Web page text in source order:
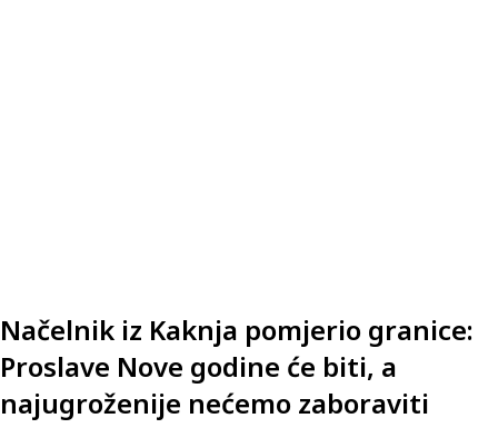
Načelnik iz Kaknja pomjerio granice:
Proslave Nove godine će biti, a
najugroženije nećemo zaboraviti